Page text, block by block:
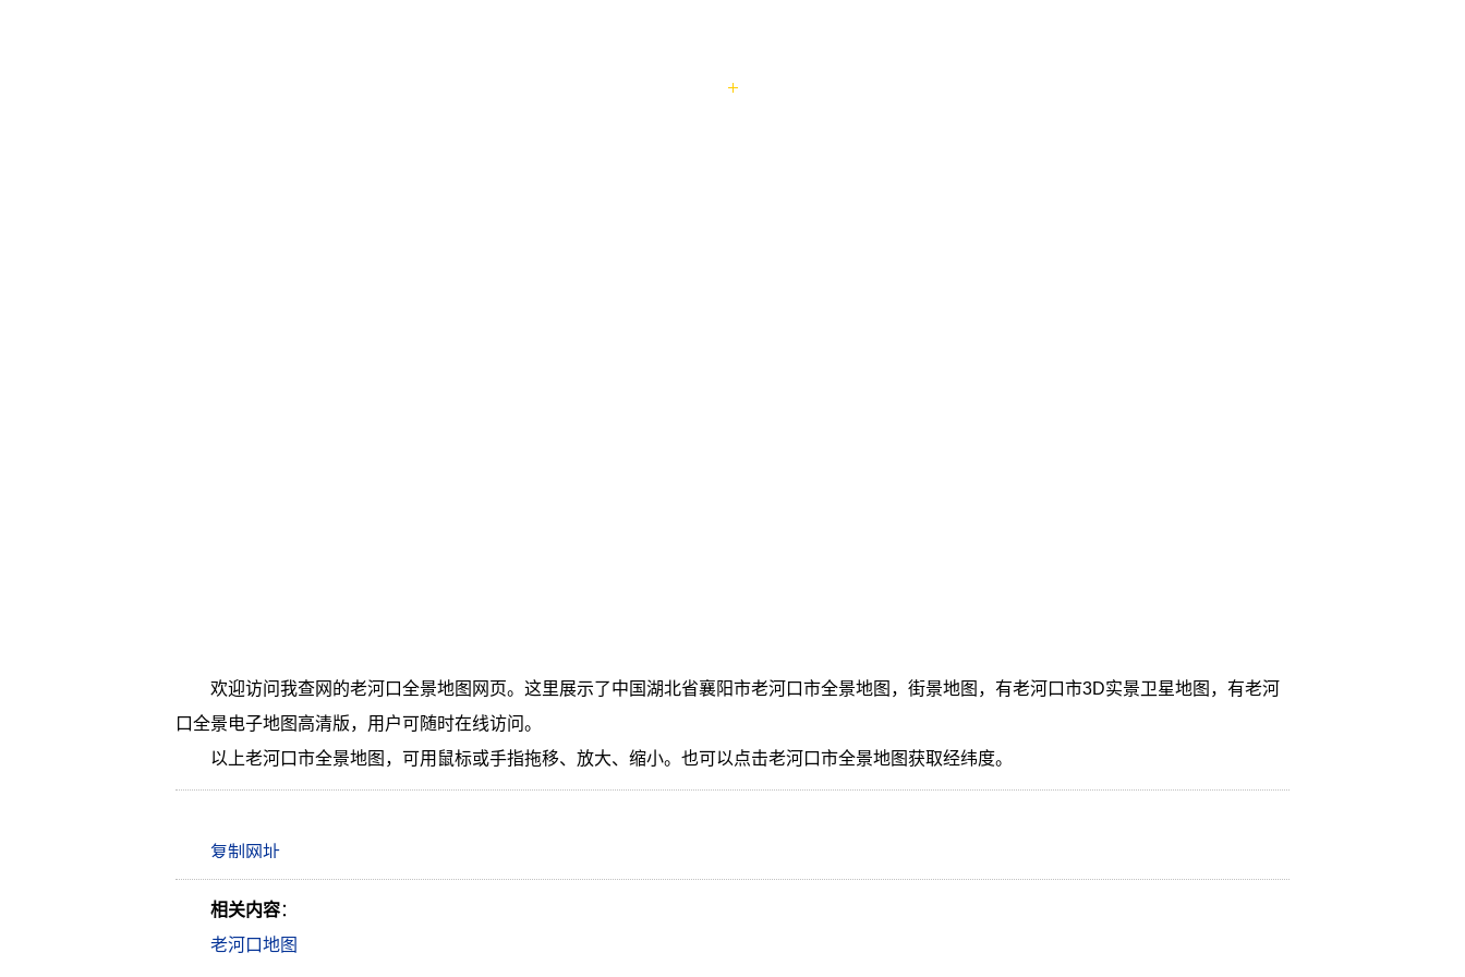
欢迎访问我查网的老河口全景地图网页。这里展示了中国湖北省襄阳市老河口市全景地图，街景地图，有老河口市3D实景卫星地图，有老河
口全景电子地图高清版，用户可随时在线访问。
以上老河口市全景地图，可用鼠标或手指拖移、放大、缩小。也可以点击老河口市全景地图获取经纬度。
相关内容：
老河口地图